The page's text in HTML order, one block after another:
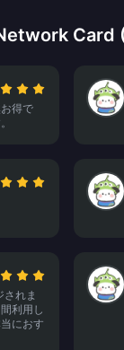
Card
得で
れま
利用し
におす